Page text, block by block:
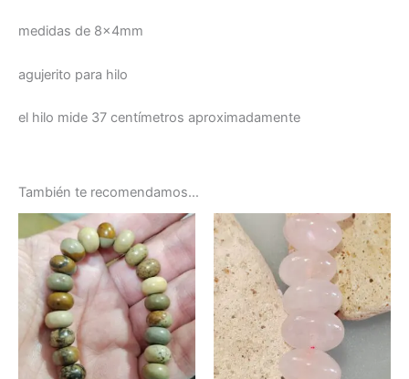
medidas de 8x4mm
agujerito para hilo
el hilo mide 37 centímetros aproximadamente
También te recomendamos…